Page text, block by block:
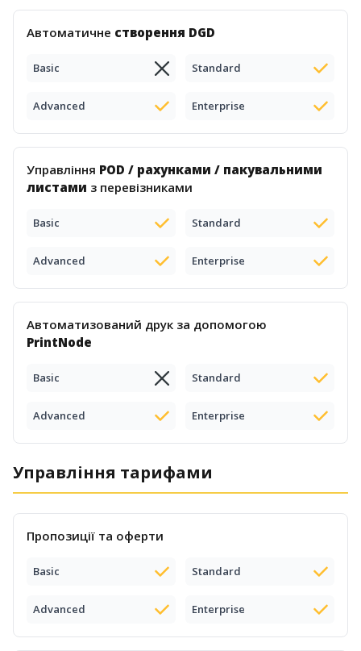
Автоматичне створення DGD
Basic Standard
Advanced Enterprise
Управління POD / рахунками / пакувальними
листами з перевізниками
Basic Standard
Advanced Enterprise
Автоматизований друк за допомогою
PrintNode
Basic Standard
Advanced Enterprise
Управління тарифами
Пропозиції та оферти
Basic Standard
Advanced Enterprise